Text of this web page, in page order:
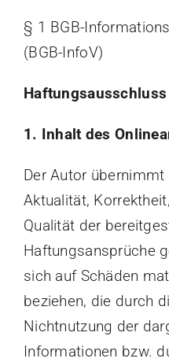
§ 1 BGB-
(BGB-InfoV)
Haftungsausschluss
1. Inhalt des
Der Autor
Aktualität,
Qualität der
Haftungsansprüche
sich auf Schäden
beziehen, die durch
Nichtnutzung der
Informationen bzw.